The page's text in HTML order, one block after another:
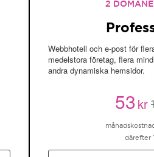
2
Webbhotell och e-post för
medelstora företag, flera
andra dynamiska hemsidor.
53kr
därefter